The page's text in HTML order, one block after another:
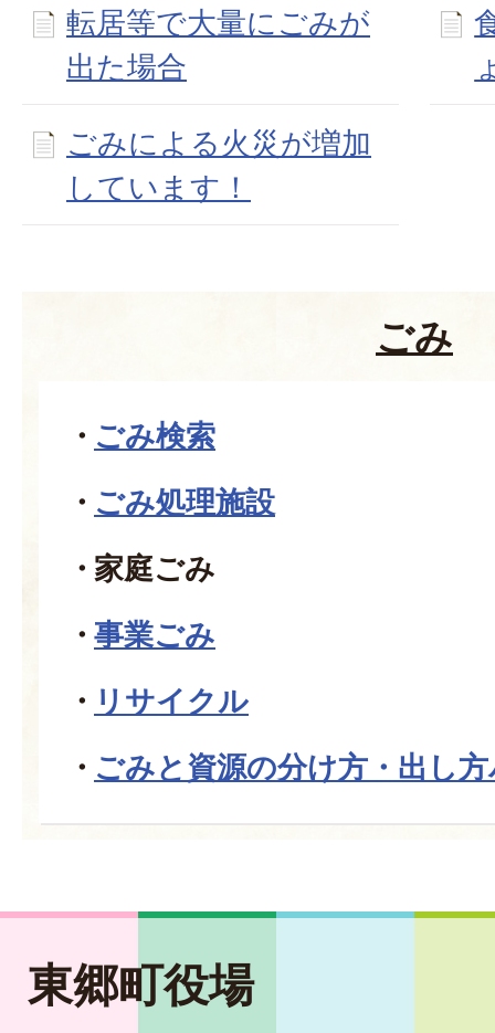
転居等で大量にごみが
出た場合
ごみによる火災が増加
しています！
ごみ
ごみ検索
ごみ処理施設
家庭ごみ
事業ごみ
リサイクル
ごみと資源の分け方・出し
東郷町役場